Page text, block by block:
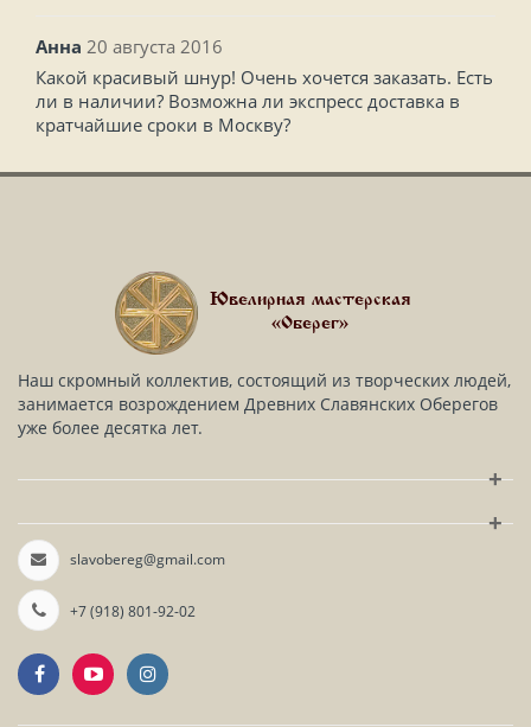
Анна 20 августа 2016
Какой красивый шнур! Очень хочется заказать. Есть
ли в наличии? Возможна ли экспресс доставка в
кратчайшие сроки в Москву?
Ювелирная мастерская
«Оберег»
Наш скромный коллектив, состоящий из творческих людей,
занимается возрождением Древних Славянских Оберегов
уже более десятка лет.
+
+
slavobereg@gmail.com
+7 (918) 801-92-02